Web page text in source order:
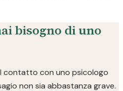
bisogno di uno
contatto con uno psicologo
non sia abbastanza grave.